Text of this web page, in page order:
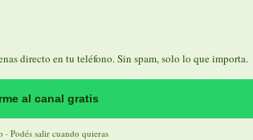
directo en tu teléfono. Sin spam, solo lo que importa.
al canal gratis
· Podés salir cuando quieras